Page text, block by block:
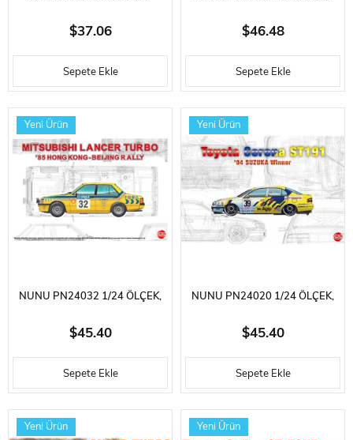
ÖLÇEK, TOYOTA CELICA GT-
FOUR RC W/LIP SPOILER,
OTOMOBIL PLASTIK MODEL
$37.06
Sepete Ekle
TOYOTA COROLLA LEVIN AE92
(1989 JTC SUGO), OTOMOBIL
PLASTIK MODEL KITI
$46.48
Sepete Ekle
NUNU PN24032 1/24 ÖLÇEK,
MITSUBISHI LANCER TURBO
(1985 HONGKONG-BEIJING
RALLY), OTOMOBIL PLASTIK
MODEL KITI
$45.40
Sepete Ekle
Yeni Ürün
NUNU PN24020 1/24 ÖLÇEK,
TOYOTA CORONA ST191 (1994
JTCC SUZUKA WINNER),
OTOMOBIL PLASTIK MODEL
$45.40
Sepete Ekle
Yeni Ürün
Yeni Ürün Yeni Ürün